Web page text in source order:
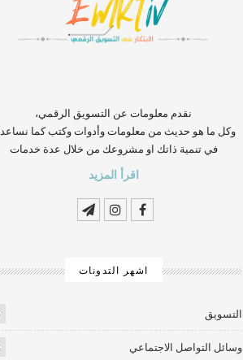
‏‏‏‏‏‏‏‏‏‏‏‏‏‏‏‏‏‏‏‏‏‏‏‏‏‏‏‏‏‏‏نقدم معلومات عن التسويق الرقمي،
وكل ما هو حديث من معلومات وأدوات وكتب كما
في تنمية ذاتك او مشروعك من خلال عدة خدمات
اقرأ المزيد
اشهر التدونات
التسويق
وسائل التواصل الاجتماعي